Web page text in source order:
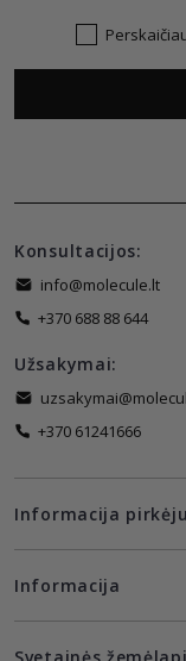
Konsultacijos:
info@molecule.lt
+370 688 88 644
Užsakymai:
+370 61241666
Informacija
Informacija